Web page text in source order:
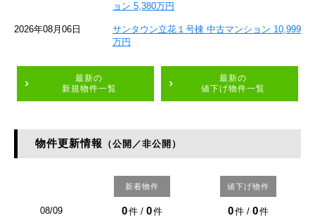
ョン 5,380万円
2026年08月06日
サンタウン立花１号棟 中古マンション 10,999
万円
最新の
新規物件一覧
最新の
値下げ物件一覧
物件更新情報 （公開／非公開）
新着物件 値下げ物件
08/09 0件 / 0件 0件 / 0件